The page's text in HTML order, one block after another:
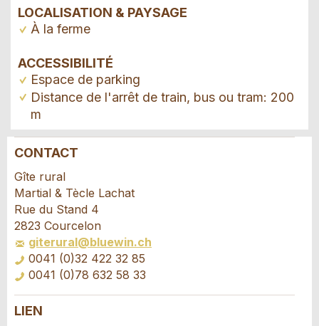
LOCALISATION & PAYSAGE
À la ferme
ACCESSIBILITÉ
Espace de parking
Distance de l'arrêt de train, bus ou tram: 200
m
Annonces répréhensibles
Vos commentaires sont grandement appréciés!
Commentaires généraux
Cette annonce n'est plus valable
Annonce incomplète
Recommander l'annonce
Recommandez cette annonce à des amis.
CONTACT
Gîte rural
Martial & Tècle Lachat
Rue du Stand 4
2823 Courcelon
giterural@bluewin.ch
0041 (0)32 422 32 85
0041 (0)78 632 58 33
LIEN